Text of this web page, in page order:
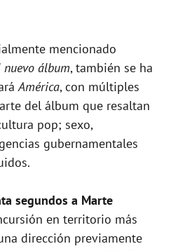
mencionado
nuevo álbum, también se ha
América, con múltiples
del álbum que resaltan
pop; sexo,
gubernamentales
segundos a Marte
en territorio más
dirección previamente